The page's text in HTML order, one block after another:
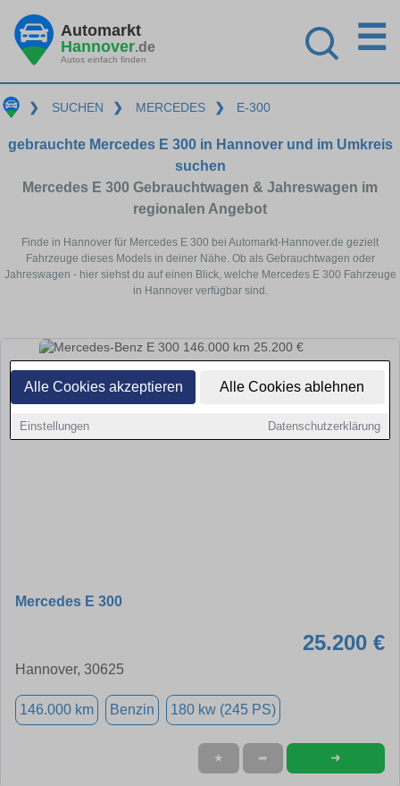
Alle Cookies akzeptieren Alle Cookies ablehnen
Einstellungen Datenschutzerklärung
Automarkt
Hannover.de
Autos einfach finden
☰
❯ SUCHEN ❯ MERCEDES ❯ E-300
gebrauchte Mercedes E 300 in Hannover und im Umkreis
suchen
Mercedes E 300 Gebrauchtwagen & Jahreswagen im
regionalen Angebot
Finde in Hannover für Mercedes E 300 bei Automarkt-Hannover.de gezielt
Fahrzeuge dieses Models in deiner Nähe. Ob als Gebrauchtwagen oder
Jahreswagen - hier siehst du auf einen Blick, welche Mercedes E 300 Fahrzeuge
in Hannover verfügbar sind.
Mercedes E 300
25.200 €
Hannover, 30625
146.000 km Benzin 180 kw (245 PS)
★ ➦ ➜